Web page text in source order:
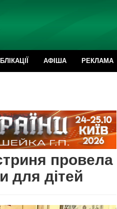
АФІША РЕКЛАМА
провела
для дітей